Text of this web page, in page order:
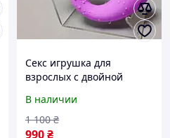
Секс игрушка для
взрослых с двойной
клиторным всасыванием
фиолетового цвета
В наличии
990₴
1 100 ₴